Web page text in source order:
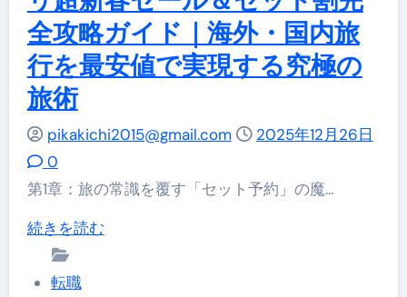
全攻略ガイド｜海外・国内旅
行を最安値で実現する究極の
旅術
pikakichi2015@gmail.com
2025年12月26日
0
第1章：旅の常識を覆す「セット予約」の魔…
続きを読む【2026
転職